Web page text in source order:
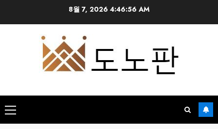
8월 7, 20264:46:57 AM
Primary
Menu